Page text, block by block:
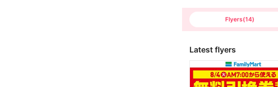
Flyers(14)
Latest flyers